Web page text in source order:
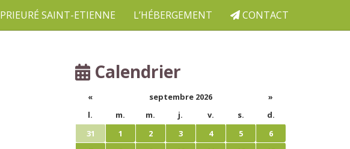
PRIEURÉ SAINT-ETIENNE L’HÉBERGEMENT CONTACT
Calendrier
« septembre 2026
»
l.
m. m. j. v. s.
d.
31
1 2 3 4 5
6